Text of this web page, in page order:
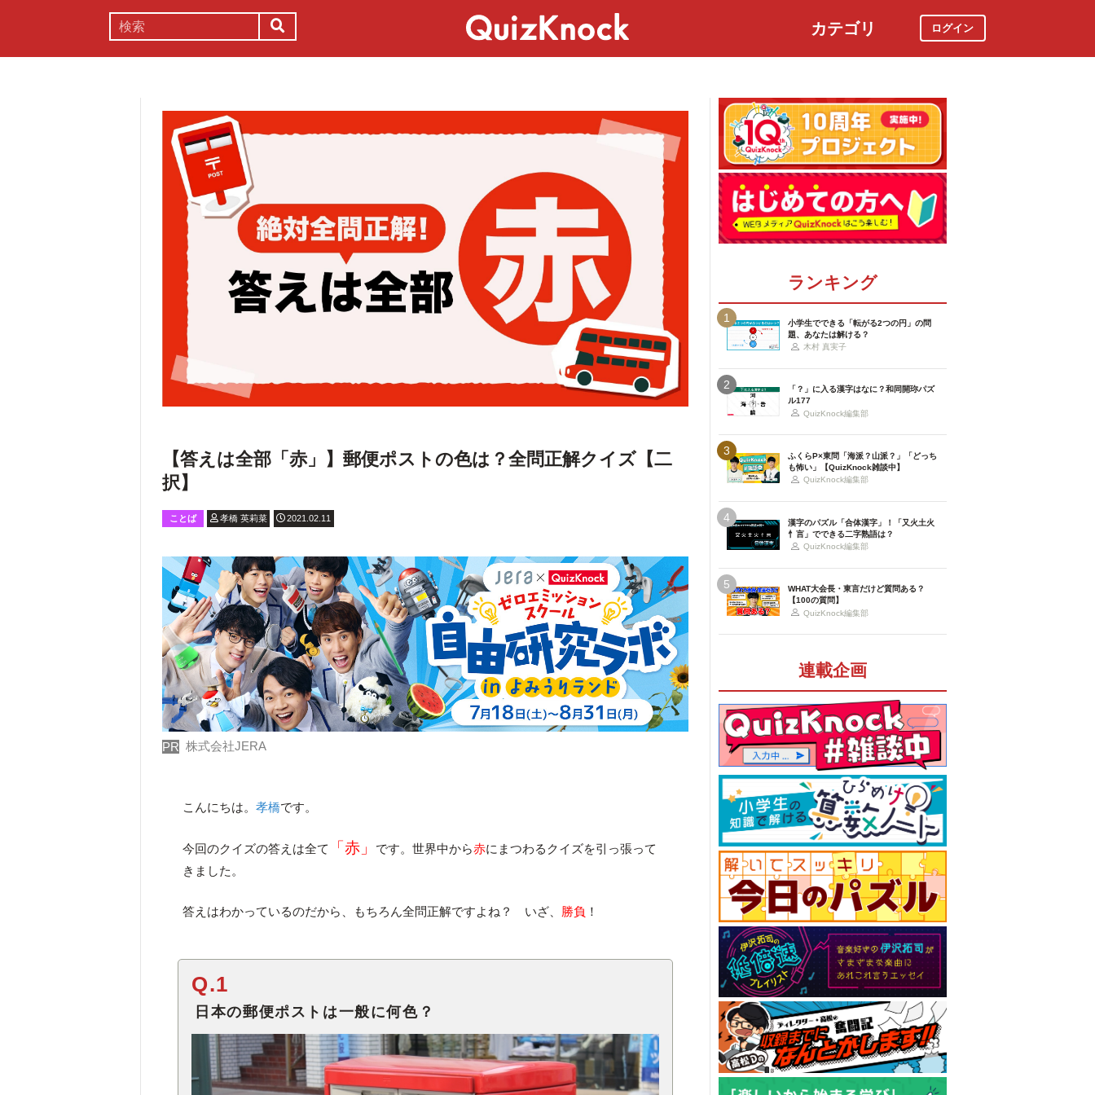
カテゴリ ログイン
【答えは全部「赤」】郵便ポストの色は？全問正解クイズ【二
択】
ことば 孝橋 英莉菜 2021.02.11
PR 株式会社JERA
こんにちは。孝橋です。
今回のクイズの答えは全て 「赤」 です。世界中から赤にまつわるクイズを引っ張って
きました。
答えはわかっているのだから、もちろん全問正解ですよね？ いざ、 勝負 ！
Q.1
日本の郵便ポストは一般に何色？
ランキング
1
小学生でできる「転がる2つの円」の問
題、あなたは解ける？
木村 真実子
2
「？」に入る漢字はなに？和同開珎パズ
ル177
QuizKnock編集部
3
ふくらP×東問「海派？山派？」「どっち
も怖い」【QuizKnock雑談中】
QuizKnock編集部
4
漢字のパズル「合体漢字」！「又火土火
忄言」でできる二字熟語は？
QuizKnock編集部
5
WHAT大会長・東言だけど質問ある？
【100の質問】
QuizKnock編集部
連載企画